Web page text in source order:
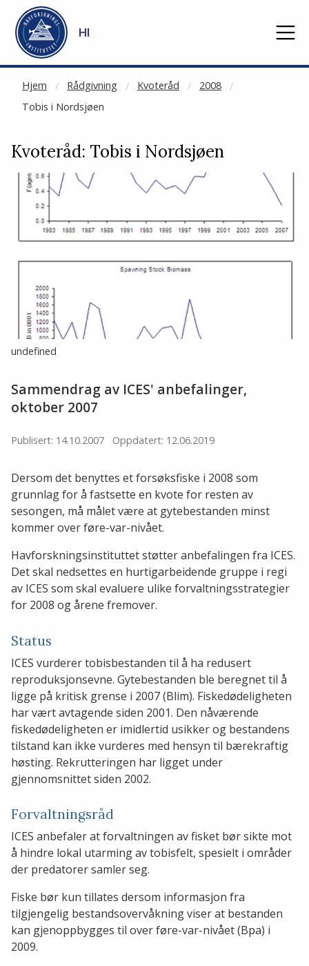
Gå til hovedinnhold
HI
Hjem Rådgivning Kvoteråd
2008
Tobis i Nordsjøen
NOT CACHED
Kvoteråd: Tobis i Nordsjøen
Stopp
undefined
Sammendrag av ICES' anbefalinger,
oktober 2007
Publisert: 14.10.2007 Oppdatert: 12.06.2019
Dersom det benyttes et forsøksfiske i 2008 som
grunnlag for å fastsette en kvote for resten av
sesongen, må målet være at gytebestanden minst
kommer over føre-var-nivået.
Havforskningsinstituttet støtter anbefalingen fra ICES.
Det skal nedsettes en hurtigarbeidende gruppe i regi
av ICES som skal evaluere ulike forvaltningsstrategier
for 2008 og årene fremover.
Status
ICES vurderer tobisbestanden til å ha redusert
reproduksjonsevne. Gytebestanden ble beregnet til å
ligge på kritisk grense i 2007 (Blim). Fiskedødeligheten
har vært avtagende siden 2001. Den nåværende
fiskedødeligheten er imidlertid usikker og bestandens
tilstand kan ikke vurderes med hensyn til bærekraftig
høsting. Rekrutteringen har ligget under
gjennomsnittet siden 2002.
Forvaltningsråd
ICES anbefaler at forvaltningen av fisket bør sikte mot
å hindre lokal utarming av tobisfelt, spesielt i områder
der predatorer samler seg.
Fiske bør kun tillates dersom informasjon fra
tilgjengelig bestandsovervåkning viser at bestanden
kan gjenoppbygges til over føre-var-nivået (Bpa) i
2009.